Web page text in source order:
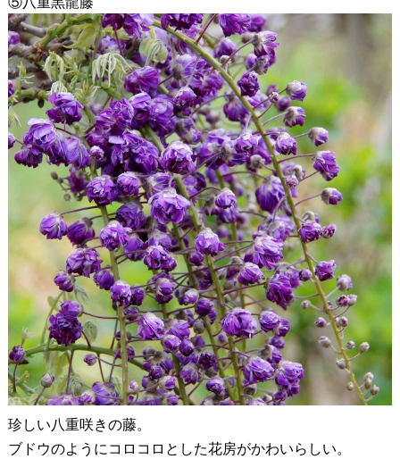
珍しい八重咲きの藤。
ブドウのようにコロコロとした花房がかわいらしい。